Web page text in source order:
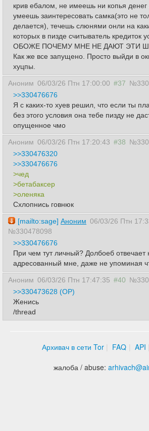
крив ебалом, не имеешь ни копья денег
умеешь заинтересовать самка(это не
делается), течешь слюнями онли на
которых в пизде считыватель кредиток
ОБОЖЕ ПОЧЕМУ МНЕ НЕ ДАЮТ ЭТИ
Как же все запущено. Просто выйди в
хуцпы.
Аноним 06/03/26 Птн 17:00:00 #37
>>330476676
Я с каких-то хуев решил, что если ты
без этого условия она тебе пизду не
опущенное чмо
Аноним 06/03/26 Птн 17:20:43 #38
>>330476320
>>330476676
>чед
>бетабаксер
>оленяка
Схлопнись говнюк
[mailto:sage] Аноним 06/03/26 Птн
№330478098
>>330476676
При чем тут личный? Долбоеб отвечает
адресованный мне, даже не упоминая
Аноним 06/03/26 Птн 17:47:35 #40
>>330473628 (OP)
Женись
/thread
Архивач в сети Tor FAQ API
жалоба / abuse: arhivach@